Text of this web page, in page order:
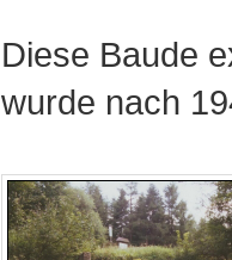
Diese Baude
wurde nach